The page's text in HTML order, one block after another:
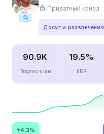
ads_click
lock Приватный канал
Досуг и развлечения
90.9K
Подписчики
19.5%
ERR
+4.3%